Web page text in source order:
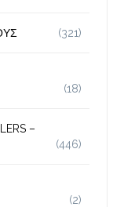
(321)
(18)
–
(446)
(2)